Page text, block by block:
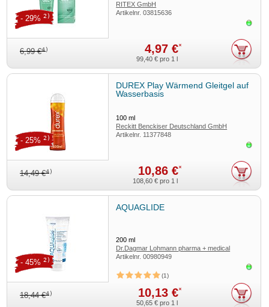
RITEX GmbH
Artikelnr.03815636
6,99 €4) 4,97 €*
- 29% 2)
99,40 € pro 1 l
DUREX Play Wärmend Gleitgel auf
Wasserbasis
100ml
Reckitt Benckiser Deutschland GmbH
Artikelnr. 11377848
14,49 €4) 10,86 €*
- 25% 2)
108,60 € pro 1 l
AQUAGLIDE
200ml
Dr.Dagmar Lohmann pharma + medical
GmbH
Artikelnr.00980949
1
18,44 €4) 10,13 €*
- 45% 2)
50,65 € pro 1 l